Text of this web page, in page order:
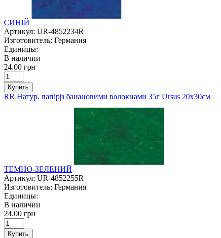
СИНІЙ
Артикул: UR-4852234R
Изготовитель: Германия
Единицы:
В наличии
24.00 грн
Купить
RR Натур. папір|з банановими волокнами 35г Ursus 20х30см
ТЕМНО-ЗЕЛЕНИЙ
Артикул: UR-4852255R
Изготовитель: Германия
Единицы:
В наличии
24.00 грн
Купить